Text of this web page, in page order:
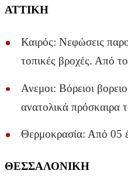
ΑΤΤΙΚΗ
Καιρός: Νεφώσεις
τοπικές βροχές. Από
Ανεμοι: Βόρειοι
ανατολικά πρόσκαιρα
Θερμοκρασία: Από 05
ΘΕΣΣΑΛΟΝΙΚΗ